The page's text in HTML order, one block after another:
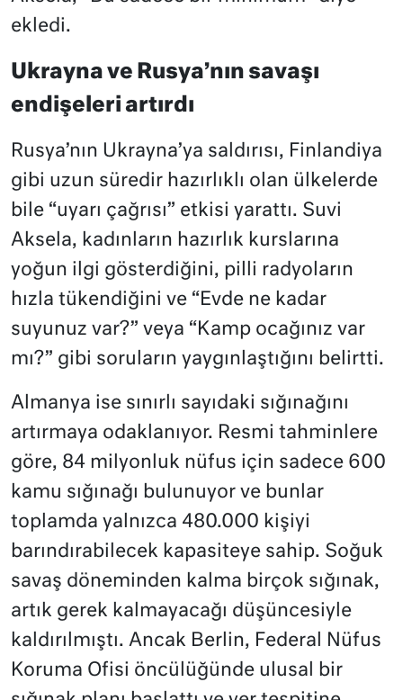
ekledi.
Ukrayna ve Rusya’nın savaşı
endişeleri artırdı
Rusya’nın Ukrayna’ya saldırısı, Finlandiya
gibi uzun süredir hazırlıklı olan ülkelerde
bile “uyarı çağrısı” etkisi yarattı. Suvi
Aksela, kadınların hazırlık kurslarına
yoğun ilgi gösterdiğini, pilli radyoların
hızla tükendiğini ve “Evde ne kadar
suyunuz var?” veya “Kamp ocağınız var
mı?” gibi soruların yaygınlaştığını belirtti.
Almanya ise sınırlı sayıdaki sığınağını
artırmaya odaklanıyor. Resmi tahminlere
göre, 84 milyonluk nüfus için sadece 600
kamu sığınağı bulunuyor ve bunlar
toplamda yalnızca 480.000 kişiyi
barındırabilecek kapasiteye sahip. Soğuk
savaş döneminden kalma birçok sığınak,
artık gerek kalmayacağı düşüncesiyle
kaldırılmıştı. Ancak Berlin, Federal Nüfus
Koruma Ofisi öncülüğünde ulusal bir